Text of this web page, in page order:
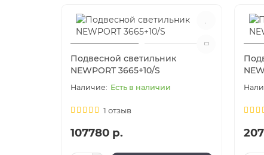
Подвесной светильник
NEWPORT 3665+10/S
Есть в наличии
1 отзыв
107780 р.